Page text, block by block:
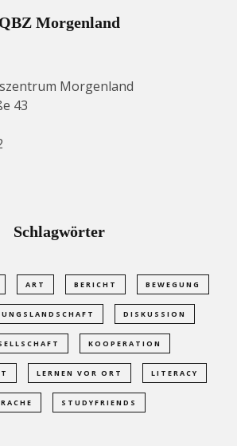
QBZ Morgenland
Morgenland
43
Schlagwörter
ART BERICHT BEWEGUNG
DISKUSSION
KOOPERATION
LERNEN VOR ORT LITERACY
STUDYFRIENDS